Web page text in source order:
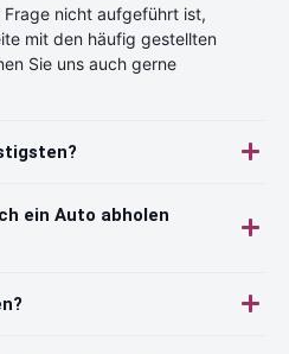
nicht aufgeführt ist,
mit den häufig gestellten
Sie uns auch gerne
ein Auto abholen